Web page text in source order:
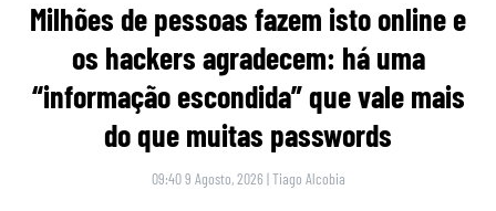
Milhões de pessoas fazem isto online e
os hackers agradecem: há uma
“informação escondida” que vale mais
do que muitas passwords
09:40 9 Agosto, 2026 |Tiago Alcobia